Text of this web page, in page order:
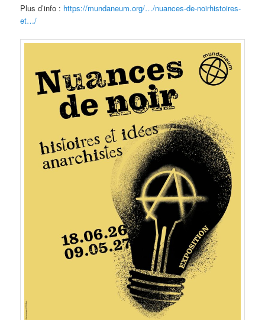
Plus d’info : https://mundaneum.org/…/nuances-de-noirhistoires-
et…/